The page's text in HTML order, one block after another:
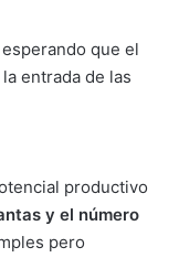
esperando que el
entrada de las
productivo
y el número
pero